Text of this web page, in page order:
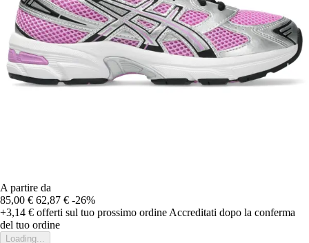
A partire da
85,00 € 62,87 € -26%
+3,14 € offerti sul tuo prossimo ordine Accreditati dopo la conferma
del tuo ordine
Loading...